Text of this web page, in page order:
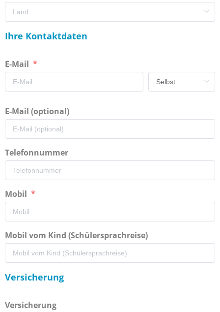
Ihre Kontaktdaten
E-Mail
E-Mail (optional)
Telefonnummer
Mobil
Mobil vom Kind (Schülersprachreise)
Versicherung
Versicherung